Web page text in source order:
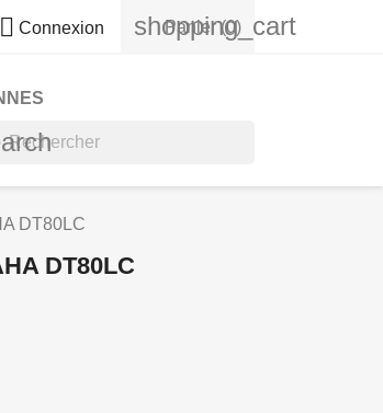
 Connexion shopping_cart
Panier (0)
DT80LC
DT80LC